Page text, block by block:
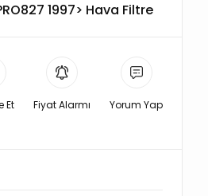
1997> Hava Filtre
Et Fiyat Alarmı Yorum Yap